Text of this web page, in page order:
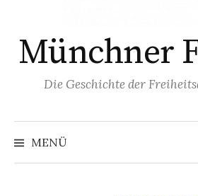
Münchner
Die Geschichte der
MENÜ